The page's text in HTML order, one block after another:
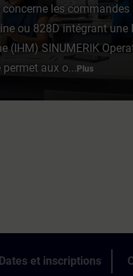
les commandes
ou 828D intégrant une
(IHM) SINUMERIK
permet aux o... Plus
Dates et inscriptions